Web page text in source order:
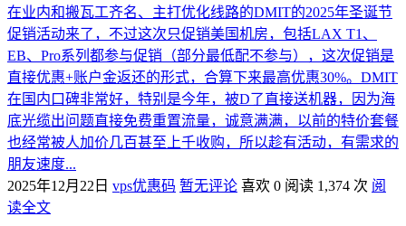
在业内和搬瓦工齐名、主打优化线路的DMIT的2025年圣诞节
促销活动来了，不过这次只促销美国机房，包括LAX T1、
EB、Pro系列都参与促销（部分最低配不参与），这次促销是
直接优惠+账户金返还的形式，合算下来最高优惠30%。DMIT
在国内口碑非常好，特别是今年，被D了直接送机器，因为海
底光缆出问题直接免费重置流量，诚意满满，以前的特价套餐
也经常被人加价几百甚至上千收购，所以趁有活动，有需求的
朋友速度...
2025年12月22日 vps优惠码 暂无评论 喜欢 0 阅读 1,374 次 阅
读全文